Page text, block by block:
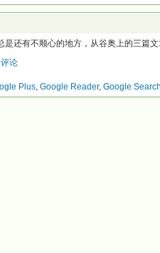
是还有不顺心的地方，从谷奥上的三篇
论
Plus, Google Reader, Google Search